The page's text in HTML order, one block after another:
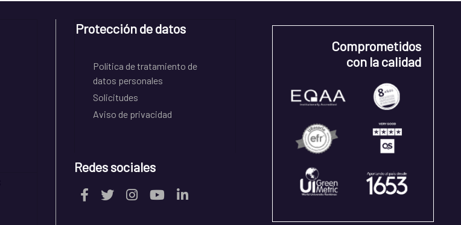
Protección de datos
Política de tratamiento de
datos personales
Solicitudes
Aviso de privacidad
Redes sociales
Comprometidos
con la calidad